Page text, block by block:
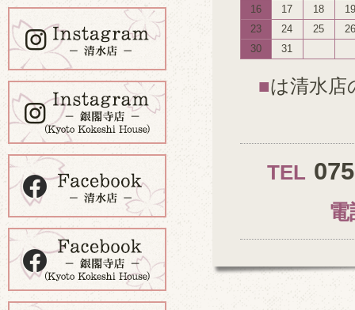
16
17 18
19
23
24 25
26
30
31
■は清水店
TEL
電